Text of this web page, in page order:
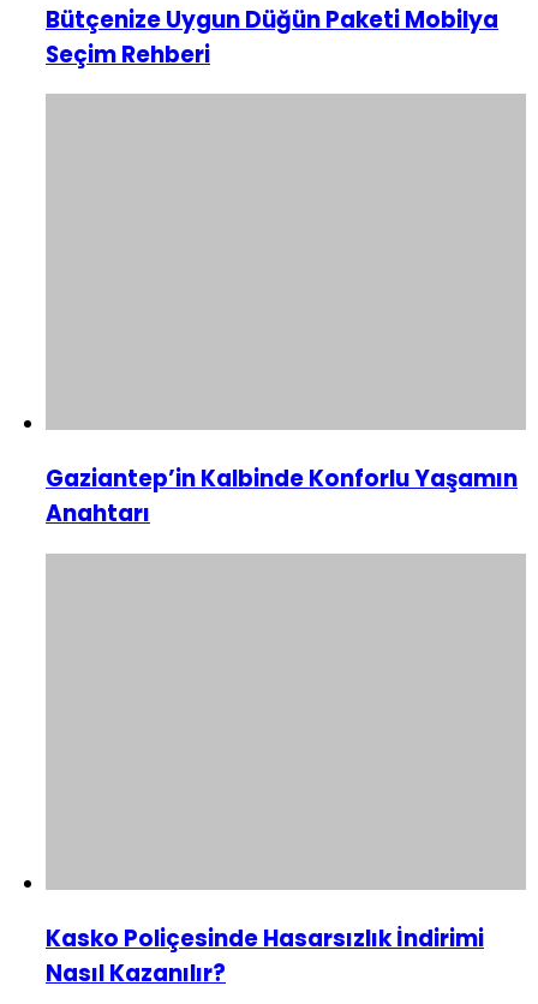
Bütçenize Uygun Düğün Paketi Mobilya
Seçim Rehberi
Gaziantep’in Kalbinde Konforlu Yaşamın
Anahtarı
Kasko Poliçesinde Hasarsızlık İndirimi
Nasıl Kazanılır?